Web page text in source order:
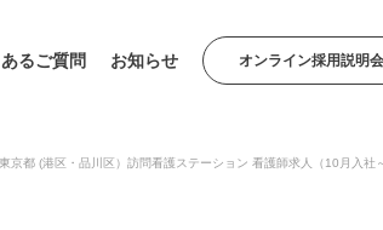
るご質問 お知らせ オンライン採用説明会
都 (港区・品川区）訪問看護ステーション 看護師求人（10月入社